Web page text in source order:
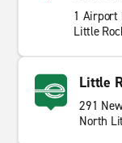
1 Airport
Little
Little
291
North